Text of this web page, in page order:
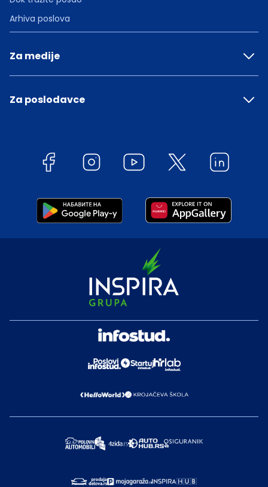
Arhiva poslova
Za medije
Za poslodavce